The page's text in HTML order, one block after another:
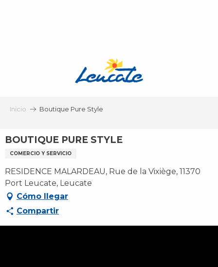
Inicio Boutique Pure Style
BOUTIQUE PURE STYLE
COMERCIO Y SERVICIO
RESIDENCE MALARDEAU, Rue de la Vixiège, 11370
Port Leucate, Leucate
Cómo llegar
Compartir